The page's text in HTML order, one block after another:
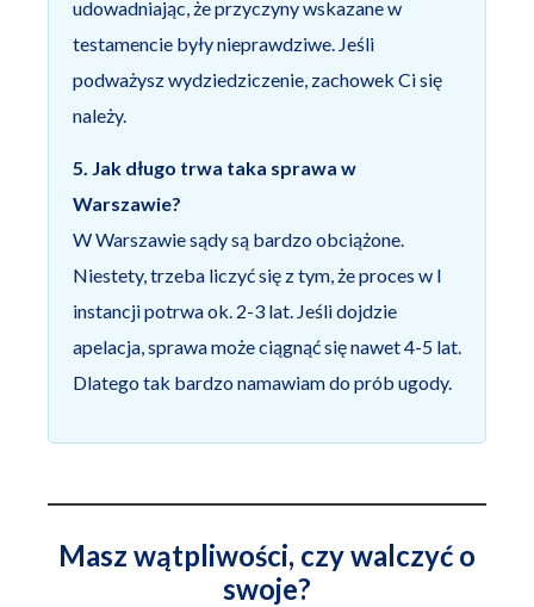
udowadniając, że przyczyny wskazane w
testamencie były nieprawdziwe. Jeśli
podważysz wydziedziczenie, zachowek Ci się
należy.
5. Jak długo trwa taka sprawa w
Warszawie?
W Warszawie sądy są bardzo obciążone.
Niestety, trzeba liczyć się z tym, że proces w I
instancji potrwa ok. 2-3 lat. Jeśli dojdzie
apelacja, sprawa może ciągnąć się nawet 4-5 lat.
Dlatego tak bardzo namawiam do prób ugody.
Masz wątpliwości, czy walczyć o
swoje?